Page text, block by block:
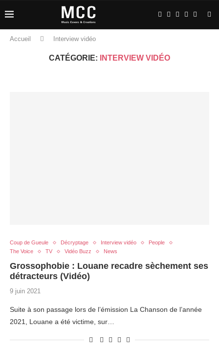
Accueil Interview vidéo
CATÉGORIE: INTERVIEW VIDÉO
Coup de Gueule Décryptage Interview vidéo
People
The Voice
TV Vidéo Buzz News
Grossophobie : Louane recadre sèchement ses
détracteurs (Vidéo)
9 juin 2021
Suite à son passage lors de l’émission La Chanson de l’année
2021, Louane a été victime, sur…